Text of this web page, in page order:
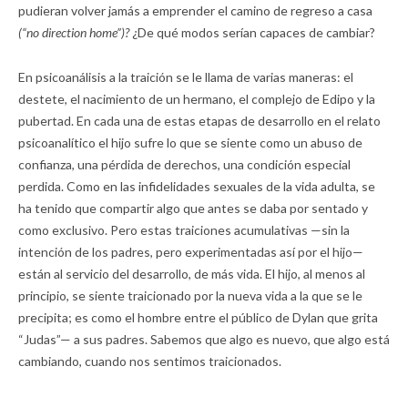
pudieran volver jamás a emprender el camino de regreso a casa
(“no direction home”)?¿De qué modos serían capaces de cambiar?
En psicoanálisis a la traición se le llama de varias maneras: el
destete, el nacimiento de un hermano, el complejo de Edipo y la
pubertad. En cada una de estas etapas de desarrollo en el relato
psicoanalítico el hijo sufre lo que se siente como un abuso de
confianza, una pérdida de derechos, una condición especial
perdida. Como en las infidelidades sexuales de la vida adulta, se
ha tenido que compartir algo que antes se daba por sentado y
como exclusivo. Pero estas traiciones acumulativas —sin la
intención de los padres, pero experimentadas así por el hijo—
están al servicio del desarrollo, de más vida. El hijo, al menos al
principio, se siente traicionado por la nueva vida a la que se le
precipita; es como el hombre entre el público de Dylan que grita
“Judas”— a sus padres. Sabemos que algo es nuevo, que algo está
cambiando, cuando nos sentimos traicionados.